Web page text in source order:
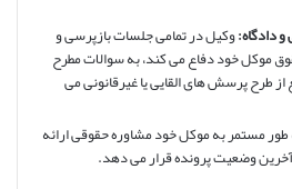
دادگاه:وکیل در تمامی جلسات بازپرسی و
موکل خود دفاع می کند، به سوالات مطرح
طرح پرسش های القایی یا غیرقانونی می
مستمر به موکل خود مشاوره حقوقی ارائه
وضعیت پرونده قرار می دهد.